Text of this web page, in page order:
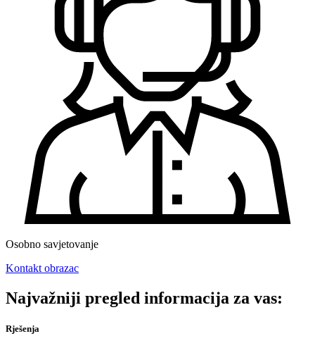
Osobno savjetovanje
Kontakt obrazac
Najvažniji pregled informacija za vas:
Rješenja